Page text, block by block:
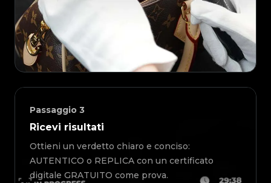
Passaggio 3
Ricevi risultati
Ottieni un verdetto chiaro e conciso:
AUTENTICO o REPLICA con un certificato
digitale GRATUITO come prova.